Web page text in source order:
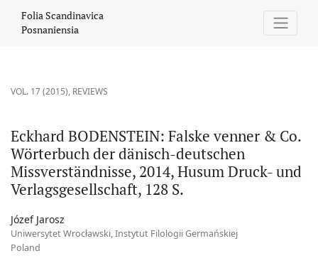
Folia Scandinavica
Posnaniensia
VOL. 17 (2015), REVIEWS
Eckhard BODENSTEIN: Falske venner & Co.
Wörterbuch der dänisch-deutschen
Missverständnisse, 2014, Husum Druck- und
Verlagsgesellschaft, 128 S.
Józef Jarosz
Uniwersytet Wrocławski, Instytut Filologii Germańskiej
Poland